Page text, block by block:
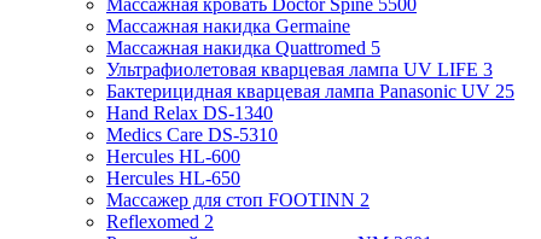
Массажная кровать Doctor Spine 5500
Массажная накидка Germaine
Массажная накидка Quattromed 5
Ультрафиолетовая кварцевая лампа UV LIFE 3
Бактерицидная кварцевая лампа Panasonic UV 25
Hand Relax DS-1340
Medics Care DS-5310
Hercules HL-600
Hercules HL-650
Массажер для стоп FOOTINN 2
Reflexomed 2